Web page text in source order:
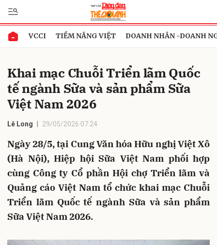
VCCI TIỀM NĂNG VIỆT DOANH NHÂN -DOANH
Khai mạc Chuỗi Triển lãm Quốc
tế ngành Sữa và sản phẩm Sữa
Việt Nam 2026
Lê Long 29/05/2026 07:24
Ngày 28/5, tại Cung Văn hóa Hữu nghị Việt Xô
(Hà Nội), Hiệp hội Sữa Việt Nam phối hợp
cùng Công ty Cổ phần Hội chợ Triển lãm và
Quảng cáo Việt Nam tổ chức khai mạc Chuỗi
Triển lãm Quốc tế ngành Sữa và sản phẩm
Sữa Việt Nam 2026.
Gửi bình luận
Hủy Gửi